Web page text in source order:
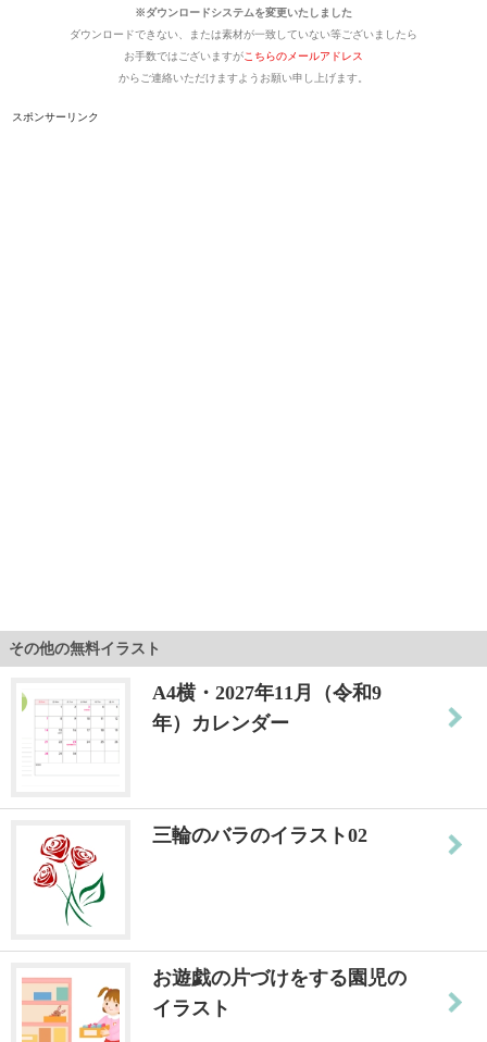
※ダウンロードシステムを変更いたしました
ダウンロードできない、または素材が一致していない等ございましたら
お手数ではございますがこちらのメールアドレス
からご連絡いただけますようお願い申し上げます。
スポンサーリンク
その他の無料イラスト
A4横・2027年11月（令和9
年）カレンダー
三輪のバラのイラスト02
お遊戯の片づけをする園児の
イラスト